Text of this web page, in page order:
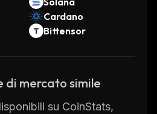
Cardano
Bittensor
di mercato simile
su CoinStats,